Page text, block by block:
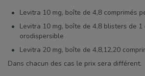
Levitra 10 mg, boîte de 4,8 comprimés
Levitra 10 mg, boîte de 4,8 blisters de 1
orodispersible
Levitra 20 mg, boîte de 4,8,12,20
Dans chacun des cas le prix sera différent.